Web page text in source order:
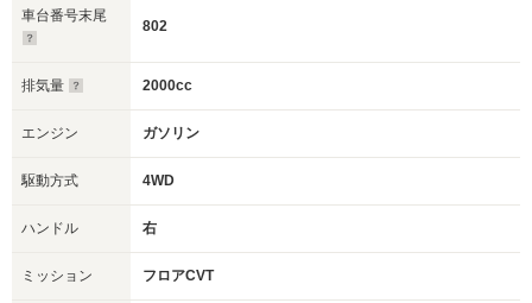
車台番号末尾
802
排気量 2000cc
エンジン ガソリン
駆動方式 4WD
ハンドル 右
ミッション フロアCVT